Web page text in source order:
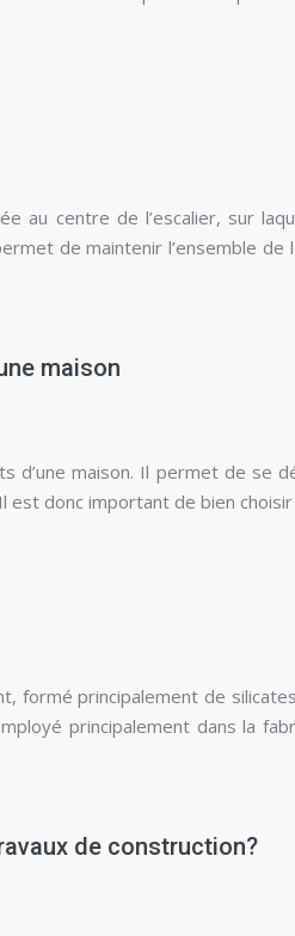
au centre de l’escalier, sur
de maintenir l’ensemble de
maison
d’une maison. Il permet de se
est donc important de bien
formé principalement de
principalement dans la
de construction?